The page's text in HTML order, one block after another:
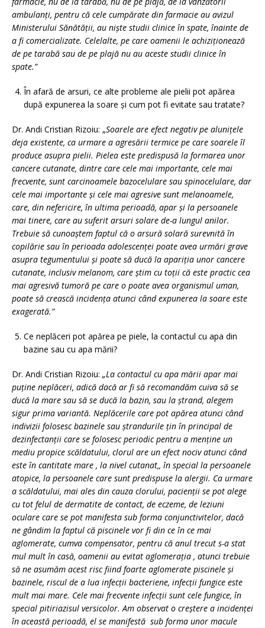
ambulanţi, pentru că cele cumpărate din farmacie au avizul
Ministerului Sănătăţii, au nişte studii clinice în spate, înainte de
a fi comercializate. Celelalte, pe care oamenii le achiziţionează
de pe tarabă sau de pe plajă nu au aceste studii clinice în
spate.”
În afară de arsuri, ce alte probleme ale pielii pot apărea
după expunerea la soare și cum pot fi evitate sau tratate?
Dr. Andi Cristian Rizoiu: „Soarele are efect negativ pe aluniţele
deja existente, ca urmare a agresării termice pe care soarele îl
produce asupra pielii. Pielea este predispusă la formarea unor
cancere cutanate, dintre care cele mai importante, cele mai
frecvente, sunt carcinoamele bazocelulare sau spinocelulare, dar
cele mai importante şi cele mai agresive sunt melanoamele,
care, din nefericire, în ultima perioadă, apar și la persoanele
mai tinere, care au suferit arsuri solare de-a lungul anilor.
Trebuie să cunoaştem faptul că o arsură solară surevnită în
copilărie sau în perioada adolescenţei poate avea urmări grave
asupra tegumentului şi poate să ducă la apariţia unor cancere
cutanate, inclusiv melanom, care ştim cu toţii că este practic cea
mai agresivă tumoră pe care o poate avea organismul uman,
poate să crească incidenţa atunci când expunerea la soare este
exagerată.”
Ce neplăceri pot apărea pe piele, la contactul cu apa din
bazine sau cu apa mării?
Dr. Andi Cristian Rizoiu: „La contactul cu apa mării apar mai
puţine neplăceri, adică dacă ar fi să recomandăm cuiva să se
ducă la mare sau să se ducă la bazin, sau la ştrand, alegem
sigur prima variantă. Neplăcerile care pot apărea atunci când
indivizii folosesc bazinele sau ştrandurile ţin în principal de
dezinfectanţii care se folosesc periodic pentru a menţine un
mediu propice scăldatului, clorul are un efect nociv atunci când
este în cantitate mare , la nivel cutanat,, în special la persoanele
atopice, la persoanele care sunt predispuse la alergii. Ca urmare
a scăldatului, mai ales din cauza clorului, pacienţii se pot alege
cu tot felul de dermatite de contact, de eczeme, de leziuni
oculare care se pot manifesta sub forma conjunctivitelor, dacă
ne gândim la faptul că piscinele vor fi din ce în ce mai
aglomerate, cumva compensator, pentru că anul trecut s-a stat
mul mult în casă, oamenii au evitat aglomeraţia , atunci trebuie
să ne asumăm acest risc fiind foarte aglomerate piscinele şi
bazinele, riscul de a lua infecţii bacteriene, infecţii fungice este
mult mai mare. Cele mai frecvente infecţii sunt cele fungice, în
special pitiriazisul versicolor. Am observat o creştere a incidenţei
în această perioadă, el se manifestă sub forma unor macule